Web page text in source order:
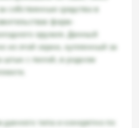
собственные средства в
фирм-
оружия. Данный
из этой серии, купленный за
штык с пилой, в родном
типа и конкретно по